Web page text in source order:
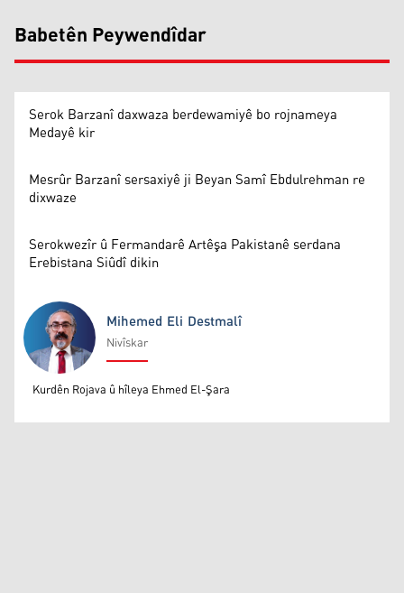
Babetên Peywendîdar
Serok Barzanî daxwaza berdewamiyê bo rojnameya
Medayê kir
Mesrûr Barzanî sersaxiyê ji Beyan Samî Ebdulrehman re
dixwaze
Serokwezîr û Fermandarê Artêşa Pakistanê serdana
Erebistana Siûdî dikin
Mihemed Eli Destmalî
Mihemed Eli Destmalî
Nivîskar
Kurdên Rojava û hîleya Ehmed El-Şara